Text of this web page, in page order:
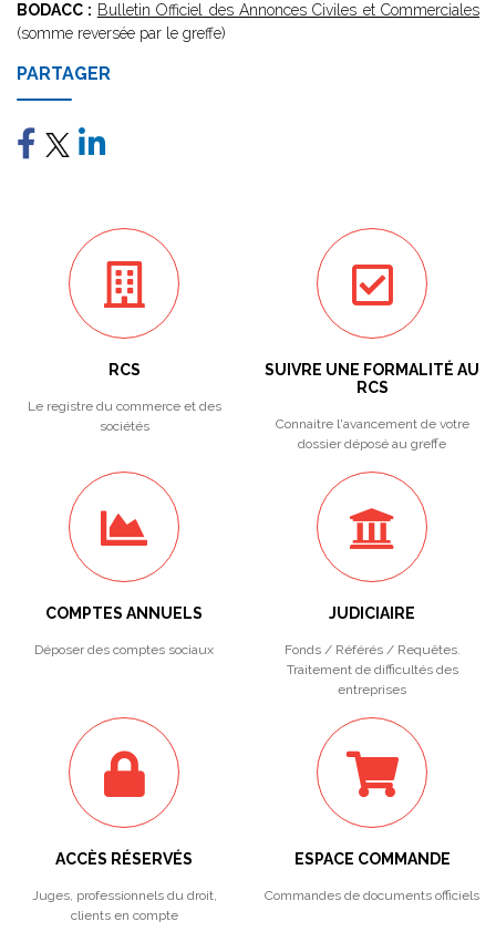
BODACC : Bulletin Officiel des Annonces Civiles et Commerciales
(somme reversée par le greffe)
PARTAGER
RCS
Le registre du commerce et des
sociétés
SUIVRE UNE FORMALITÉ AU
RCS
Connaitre l'avancement de votre
dossier déposé au greffe
COMPTES ANNUELS
Déposer des comptes sociaux
JUDICIAIRE
Fonds / Référés / Requêtes.
Traitement de difficultés des
entreprises
ACCÈS RÉSERVÉS
Juges, professionnels du droit,
clients en compte
ESPACE COMMANDE
Commandes de documents officiels